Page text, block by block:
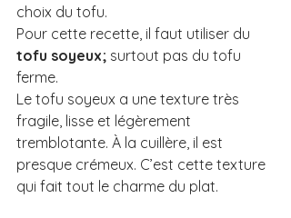
choix du tofu.
Pour cette recette, il faut utiliser du
tofu soyeux; surtout pas du tofu
ferme.
Le tofu soyeux a une texture très
fragile, lisse et légèrement
tremblotante. À la cuillère, il est
presque crémeux. C’est cette texture
qui fait tout le charme du plat.